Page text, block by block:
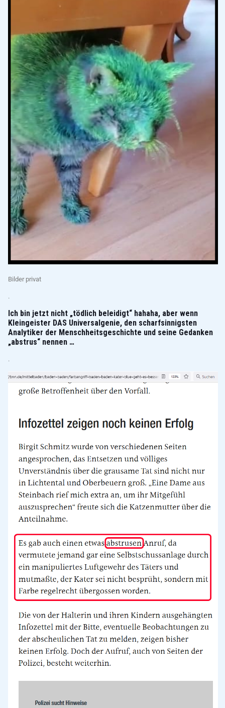
Bilder privat
.
Ich bin jetzt nicht „tödlich beleidigt“ hahaha, aber wenn
Kleingeister DAS Universalgenie, den scharfsinnigsten
Analytiker der Menschheitsgeschichte und seine Gedanken
„abstrus“ nennen …
.